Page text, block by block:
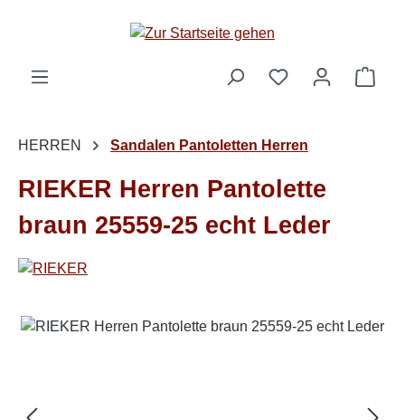
Zum Hauptinhalt springen
HERREN Sandalen Pantoletten Herren
RIEKER Herren Pantolette
braun 25559-25 echt Leder
Bildergalerie überspringen